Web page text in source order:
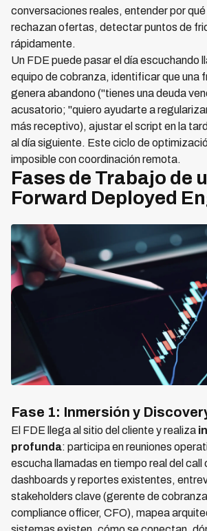
conversaciones reales, entender por
rechazan ofertas, detectar puntos de
rápidamente.
Un FDE puede pasar el día escuchando
equipo de cobranza, identificar que una
genera abandono ("tienes una deuda
acusatorio; "quiero ayudarte a
más receptivo), ajustar el script en la
al día siguiente. Este ciclo de
imposible con coordinación remota.
Fases de Trabajo de
Forward Deployed
Fase 1: Inmersión y
El FDE llega al sitio del cliente y realiza
profunda: participa en reuniones
escucha llamadas en tiempo real del call
dashboards y reportes existentes,
stakeholders clave (gerente de
compliance officer, CFO), mapea